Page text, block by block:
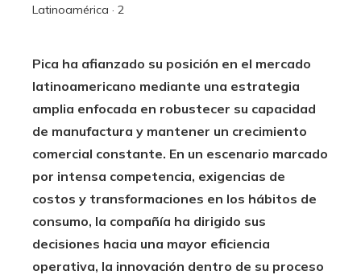
Latinoamérica · 2
Pica ha afianzado su posición en el mercado
latinoamericano mediante una estrategia
amplia enfocada en robustecer su capacidad
de manufactura y mantener un crecimiento
comercial constante. En un escenario marcado
por intensa competencia, exigencias de
costos y transformaciones en los hábitos de
consumo, la compañía ha dirigido sus
decisiones hacia una mayor eficiencia
operativa, la innovación dentro de su proceso